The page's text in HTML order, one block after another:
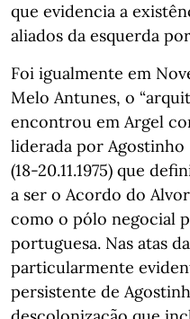
que evidencia a
aliados da esquerda
Foi igualmente em
Melo Antunes, o
encontrou em Argel
liderada por
(18-20.11.1975) que
a ser o Acordo do
como o pólo negocial
portuguesa. Nas atas
particularmente
persistente de